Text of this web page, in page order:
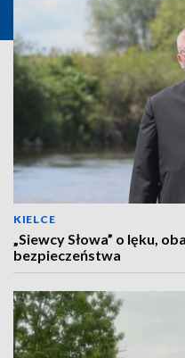
KIELCE
„Siewcy Słowa” o lęku,
bezpieczeństwa